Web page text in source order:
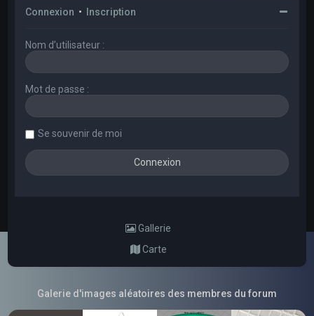
Connexion • Inscription
Nom d’utilisateur :
Mot de passe :
Se souvenir de moi
Gallerie
Carte
Galerie d'images aléatoires des membres du forum